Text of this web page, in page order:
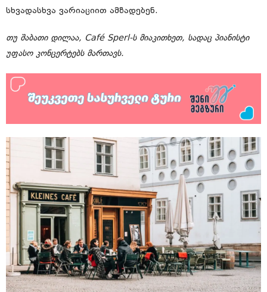
სხვადასხვა ვარიაციით ამზადებენ.
თუ შაბათი დილაა, Café Sperl-ს მიაკითხეთ, სადაც პიანისტი
უფასო კონცერტებს მართავს.